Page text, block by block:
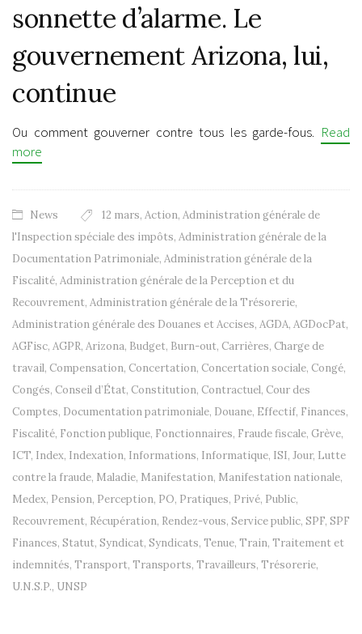
sonnette d’alarme. Le
gouvernement Arizona, lui,
continue
Ou comment gouverner contre tous les garde-fous. Read
more
News 12 mars, Action, Administration générale de
l'Inspection spéciale des impôts, Administration générale de la
Documentation Patrimoniale, Administration générale de la
Fiscalité, Administration générale de la Perception et du
Recouvrement, Administration générale de la Trésorerie,
Administration générale des Douanes et Accises, AGDA, AGDocPat,
AGFisc, AGPR, Arizona, Budget, Burn-out, Carrières, Charge de
travail, Compensation, Concertation, Concertation sociale, Congé,
Congés, Conseil d’État, Constitution, Contractuel, Cour des
Comptes, Documentation patrimoniale, Douane, Effectif, Finances,
Fiscalité, Fonction publique, Fonctionnaires, Fraude fiscale, Grève,
ICT, Index, Indexation, Informations, Informatique, ISI, Jour, Lutte
contre la fraude, Maladie, Manifestation, Manifestation nationale,
Medex, Pension, Perception, PO, Pratiques, Privé, Public,
Recouvrement, Récupération, Rendez-vous, Service public, SPF, SPF
Finances, Statut, Syndicat, Syndicats, Tenue, Train, Traitement et
indemnités, Transport, Transports, Travailleurs, Trésorerie,
U.N.S.P., UNSP